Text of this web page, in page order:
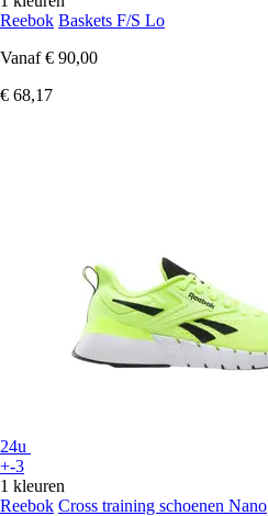
Reebok Baskets F/S Lo
Vanaf € 90,00
€ 68,17
24u
+-3
1 kleuren
Reebok Cross training schoenen Nano